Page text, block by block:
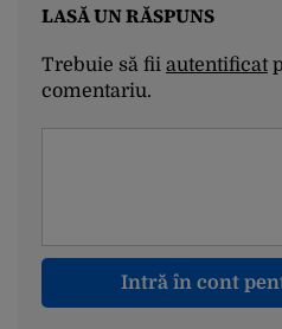
LASĂ UN RĂSPUNS
Trebuie să fii autentificat
comentariu.
Intră în cont